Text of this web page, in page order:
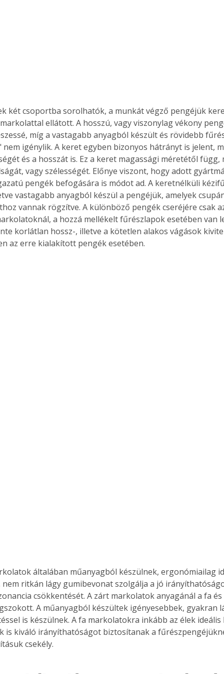
egyedi
vagy
is
Bárhol,
két csoportba sorolhatók, a munkát végző pengéjük
ellátott. A hosszú, vagy viszonylag vékony
míg a vastagabb anyagból készült és rövidebb
igénylik. A keret egyben bizonyos hátrányt is jelent,
és a hosszát is. Ez a keret magassági méretétől függ,
vagy szélességét. Előnye viszont, hogy adott
pengék befogására is módot ad. A keretnélküli
vastagabb anyagból készül a pengéjük, amelyek
vannak rögzítve. A különböző pengék cseréjére csak
a hozzá mellékelt fűrészlapok esetében van
korlátlan hossz-, illetve a kötetlen alakos vágások
az erre kialakított pengék esetében.
ritkán lágy gumibevonat szolgálja a jó
csökkentését. A zárt markolatok anyagánál a fa
A műanyagból készültek igényesebbek, gyakran
is készülnek. A fa markolatokra inkább az élek ideális
is kiváló irányíthatóságot biztosítanak a
csekély.